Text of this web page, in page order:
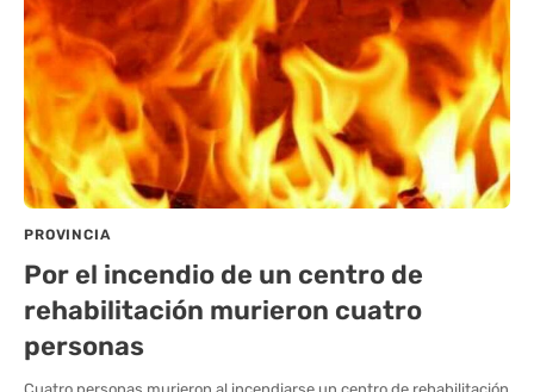
PROVINCIA
Por el incendio de un centro de
rehabilitación murieron cuatro
personas